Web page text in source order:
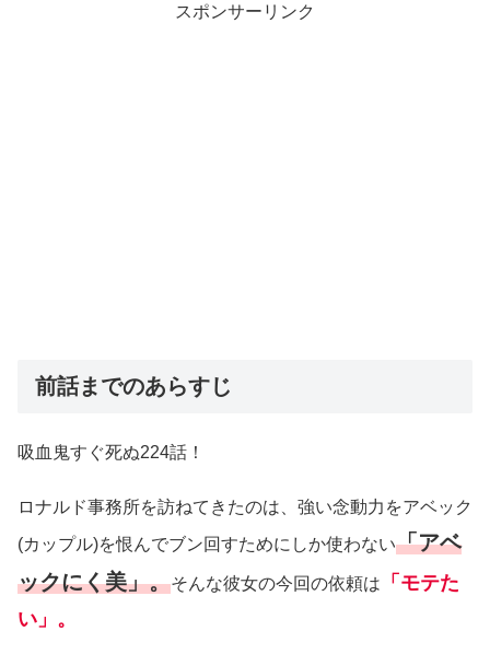
スポンサーリンク
前話までのあらすじ
吸血鬼すぐ死ぬ224話！
ロナルド事務所を訪ねてきたのは、強い念動力をアベック
(カップル)を恨んでブン回すためにしか使わない「アベ
ックにく美」。そんな彼女の今回の依頼は
「モテた
い」。